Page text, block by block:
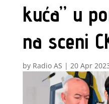
kuća” u
na sceni
by Radio AS | 20 Apr